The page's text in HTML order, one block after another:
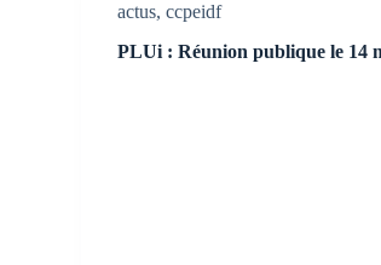
actus,ccpeidf
PLUi : Réunion publique le 14